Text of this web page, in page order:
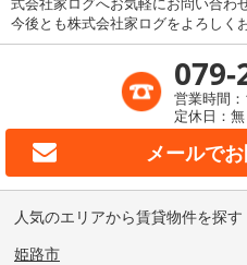
今後とも株式会社家ログをよろしく
079-
営業時間
定休日：無
メールで
人気のエリアから賃貸物件を探す
姫路市